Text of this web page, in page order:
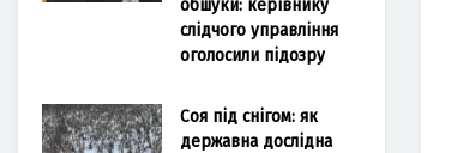
слідчого управління
оголосили підозру
Соя під снігом: як
державна дослідна